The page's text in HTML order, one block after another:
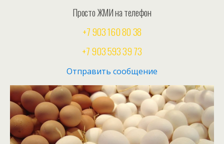
Просто ЖМИ на телефон
+7 903 160 80 38
+7 903 593 39 73
Отправить сообщение